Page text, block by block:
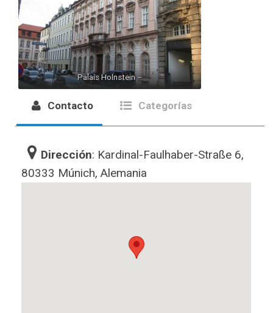
Palais Holnstein –
Contacto Categorías
Dirección: Kardinal-Faulhaber-Straße 6,
80333 Múnich, Alemania